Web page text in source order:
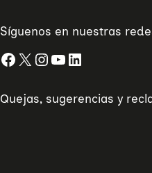
Síguenos en nuestras
Facebook X InstagramYouTube LinkedIn
Quejas, sugerencias y